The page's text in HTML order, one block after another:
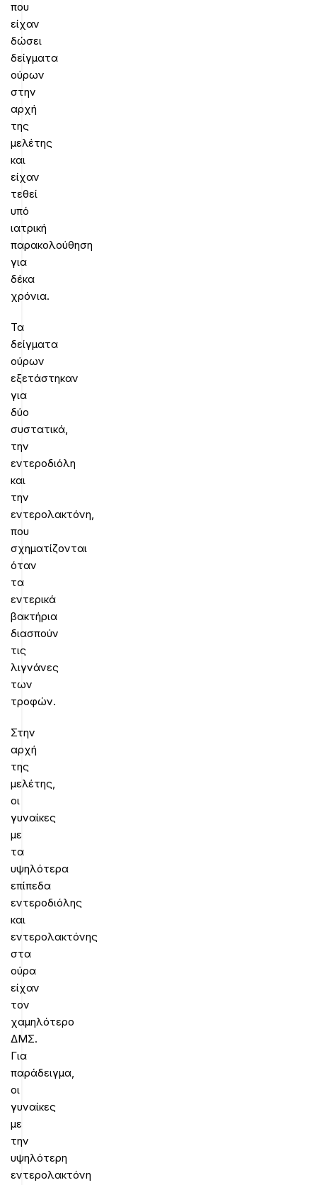
που
είχαν
δώσει
δείγματα
ούρων
στην
αρχή
της
μελέτης
και
είχαν
τεθεί
υπό
ιατρική
παρακολούθηση
για
δέκα
χρόνια.
Τα
δείγματα
ούρων
εξετάστηκαν
για
δύο
συστατικά,
την
εντεροδιόλη
και
την
εντερολακτόνη,
που
σχηματίζονται
όταν
τα
εντερικά
βακτήρια
διασπούν
τις
λιγνάνες
των
τροφών.
Στην
αρχή
της
μελέτης,
οι
γυναίκες
με
τα
υψηλότερα
επίπεδα
εντεροδιόλης
και
εντερολακτόνης
στα
ούρα
είχαν
τον
χαμηλότερο
ΔΜΣ.
Για
παράδειγμα,
οι
γυναίκες
με
την
υψηλότερη
εντερολακτόνη